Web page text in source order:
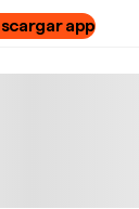
app